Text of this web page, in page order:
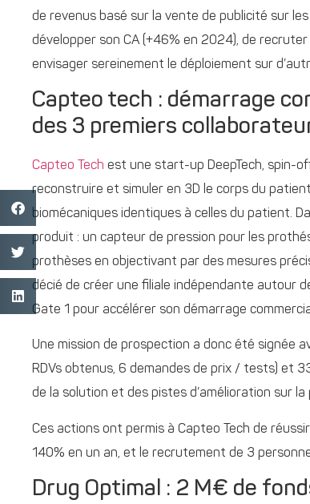
de revenus basé sur la vente de publicité sur
développer son CA (+46% en 2024), de
envisager sereinement le déploiement sur
Capteo tech : démarrage
des 3 premiers
Capteo Tech est une start-up DeepTech, spin-
reconstruire et simuler en 3D le corps du
biomécaniques identiques à celles du patient.
produit : un capteur de pression pour les
prothèses en objectivant par des mesures
décié de créer une filiale indépendante autour
Gate 1 pour accélérer son démarrage
Une mission de prospection a donc été signée
RDVs obtenus, 6 demandes de prix / tests) et
de la solution et des pistes d’amélioration sur
Ces actions ont permis à Capteo Tech de
140% en un an, et le recrutement de 3
Drug Optimal : 2 M€ de